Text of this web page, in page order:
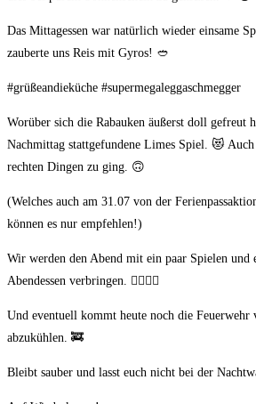
Das Mittagessen war natürlich wieder einsame
zauberte uns Reis mit Gyros! 🥙
#grüßeandieküche #supermegaleggaschmegger
Worüber sich die Rabauken äußerst doll gefreut
Nachmittag stattgefundene Limes Spiel. 😻
rechten Dingen zu ging. 🙃
(Welches auch am 31.07 von der
können es nur empfehlen!)
Wir werden den Abend mit ein paar Spielen und
Abendessen verbringen. 🤾‍♀🤾‍♂
Und eventuell kommt heute noch die
abzukühlen. 🚒
Bleibt sauber und lasst euch nicht bei der